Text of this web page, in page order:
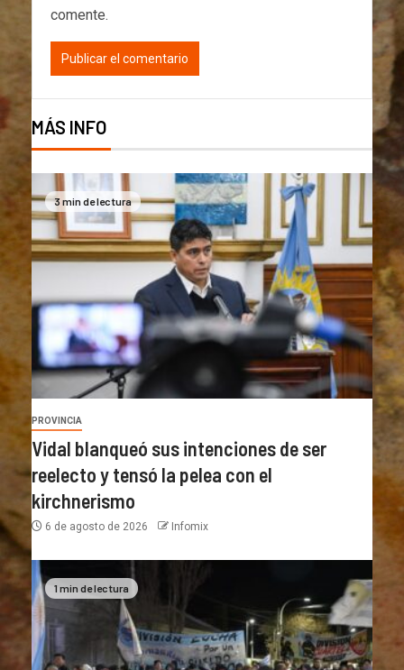
comente.
MÁS INFO
3 min de lectura
PROVINCIA
Vidal blanqueó sus intenciones de ser
reelecto y tensó la pelea con el
kirchnerismo
6 de agosto de 2026 Infomix
1 min de lectura